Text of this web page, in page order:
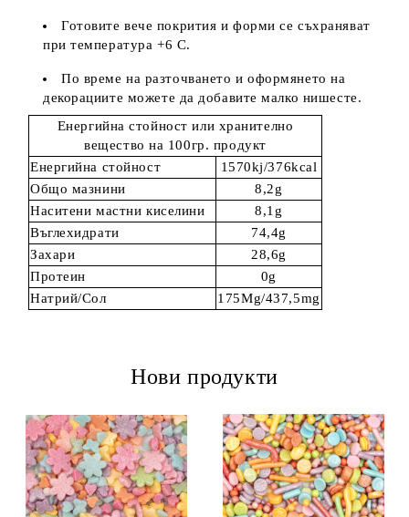
Готовите вече покрития и форми се съхраняват
при температура +6 С.
По време на разточването и оформянето на
декорациите можете да добавите малко нишесте.
Енергийна стойност или хранително
вещество на 100гр. продукт
Енергийна стойност
1570kj/376kcal
Общо мазнини
8,2g
Наситени мастни киселини
8,1g
Въглехидрати
74,4g
Захари
28,6g
Протеин
0g
Натрий/Сол
175Mg/437,5mg
Нови продукти